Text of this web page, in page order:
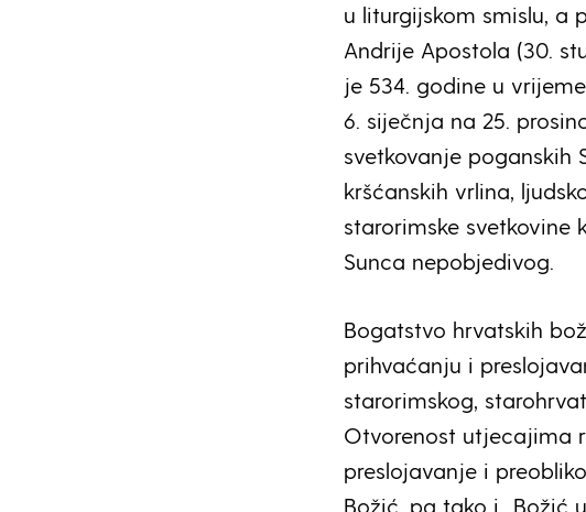
u liturgijskom smislu, a
Andrije Apostola (30.
je 534. godine u
6. siječnja na 25.
svetkovanje poganskih
kršćanskih vrlina,
starorimske svetkovine
Sunca nepobjedivog.
Bogatstvo hrvatskih
prihvaćanju i
starorimskog,
Otvorenost utjecajima
preslojavanje i
Božić, pa tako i „Božić